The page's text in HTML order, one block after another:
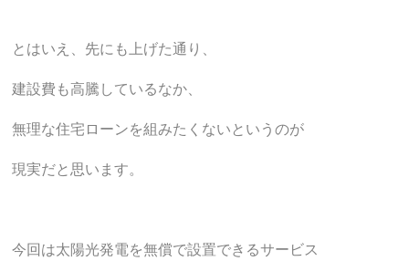
とはいえ、先にも上げた通り、
建設費も高騰しているなか、
無理な住宅ローンを組みたくないというのが
現実だと思います。
今回は太陽光発電を無償で設置できるサービス